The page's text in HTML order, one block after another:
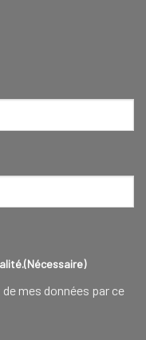
(Nécessaire)
mes données par ce